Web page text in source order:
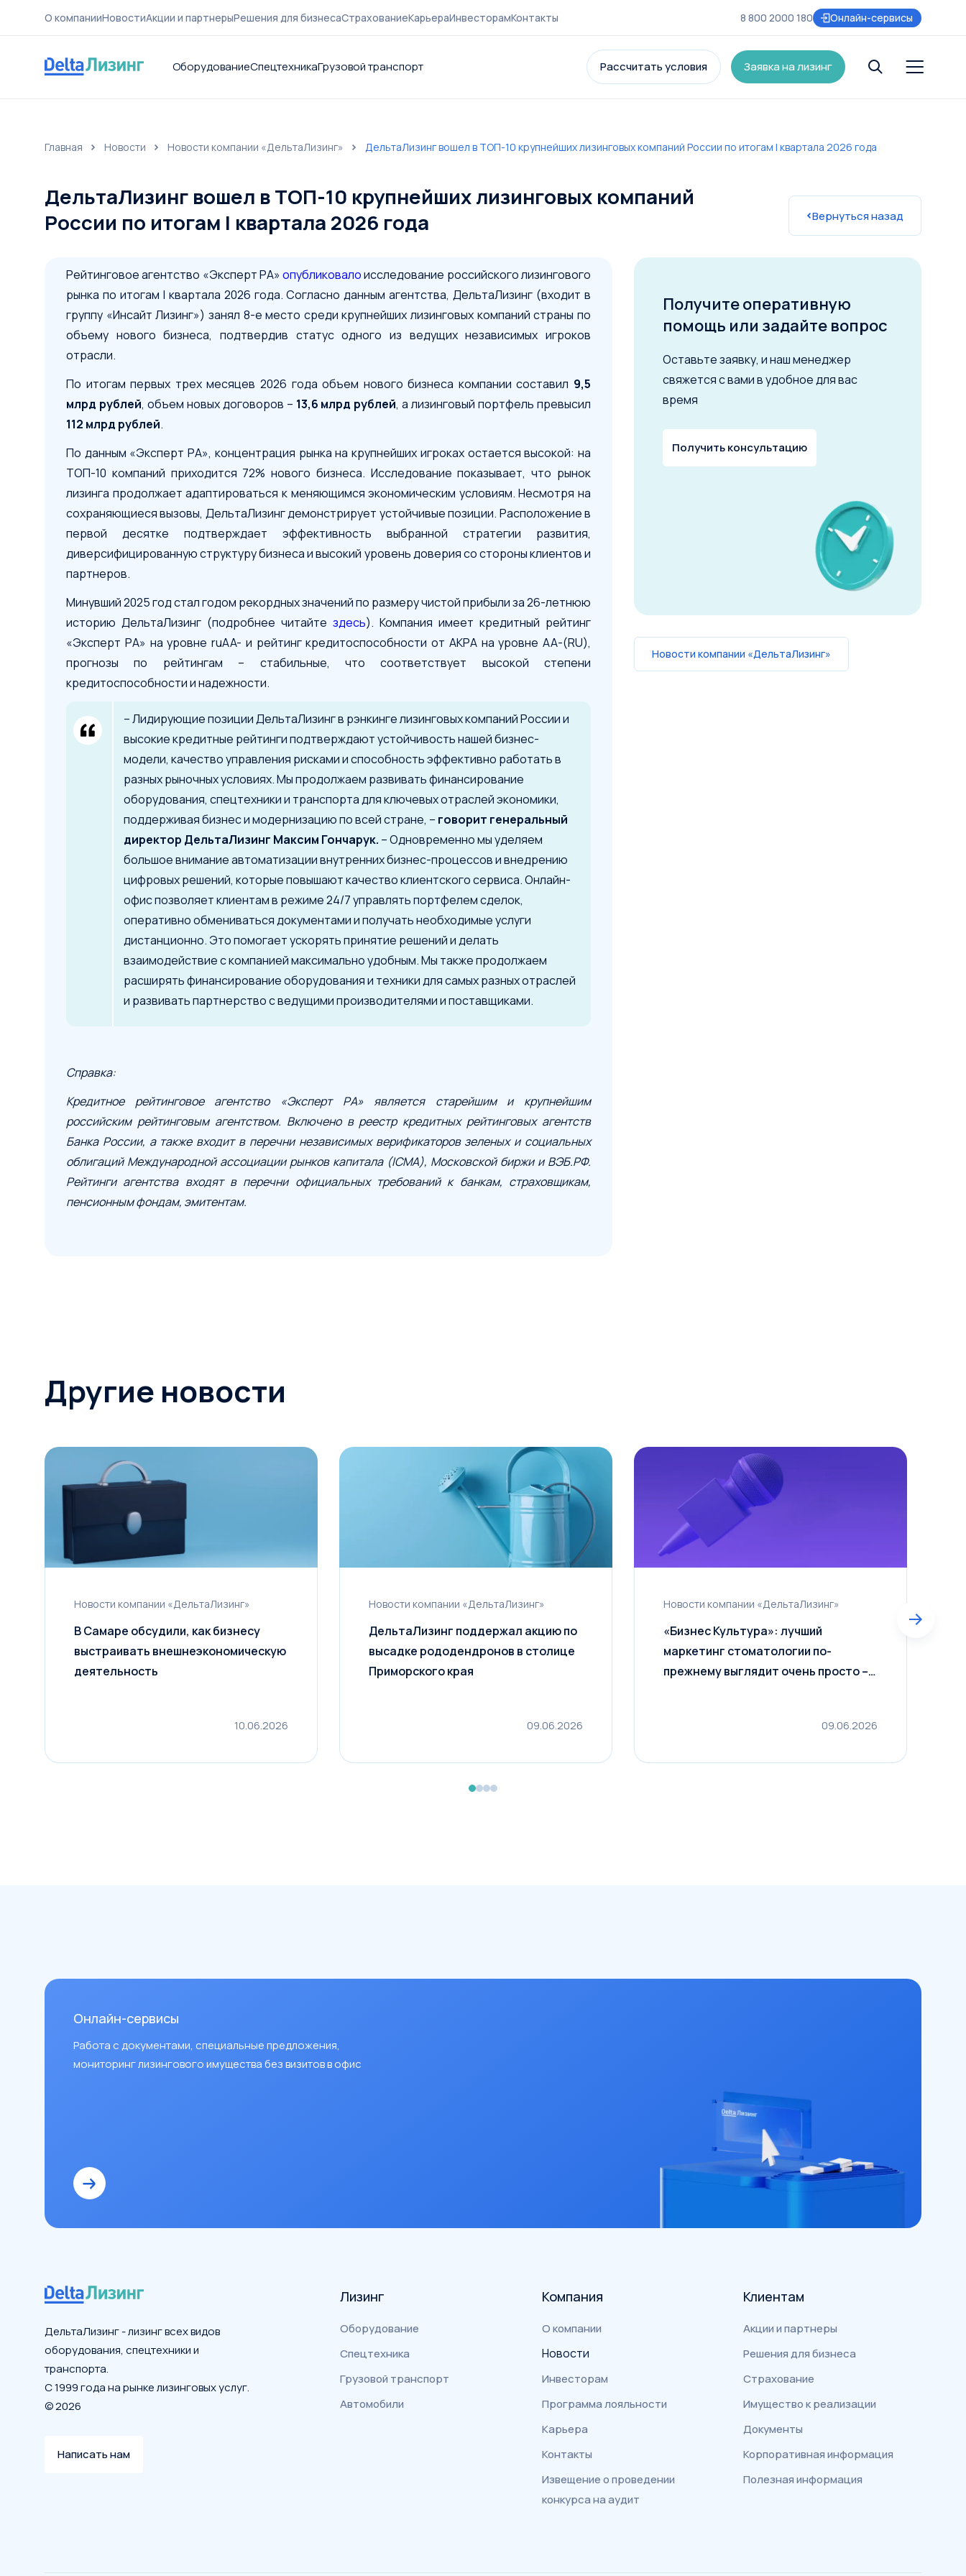
О компанииНовостиАкции и партнерыРешения для бизнесаСтрахованиеКарьераИнвесторамКонтакты 8 800 2000 180 Онлайн-сервисы
ОборудованиеСпецтехникаГрузовой транспорт Рассчитать условия Заявка на лизинг
О компанииКонтактыСтрахованиеКарьераАкции и партнерыНовости
Главная Новости Новости компании «ДельтаЛизинг» ДельтаЛизинг вошел в ТОП-10 крупнейших лизинговых компаний России по итогам I квартала 2026 года
ДельтаЛизинг вошел в ТОП-10 крупнейших лизинговых компаний
России по итогам I квартала 2026 года
Вернуться назад
Рейтинговое агентство «Эксперт РА»опубликовалоисследование российского лизингового
рынка по итогам I квартала 2026 года. Согласно данным агентства, ДельтаЛизинг (входит в
группу «Инсайт Лизинг») занял 8-е место среди крупнейших лизинговых компаний страны по
объему нового бизнеса, подтвердив статус одного из ведущих независимых игроков
отрасли.
По итогам первых трех месяцев 2026 года объем нового бизнеса компании составил 9,5
млрд рублей, объем новых договоров – 13,6 млрд рублей, а лизинговый портфель превысил
112 млрд рублей.
По данным «Эксперт РА», концентрация рынка на крупнейших игроках остается высокой: на
ТОП-10 компаний приходится 72% нового бизнеса. Исследование показывает, что рынок
лизинга продолжает адаптироваться к меняющимся экономическим условиям. Несмотря на
сохраняющиеся вызовы, ДельтаЛизинг демонстрирует устойчивые позиции. Расположение в
первой десятке подтверждает эффективность выбранной стратегии развития,
диверсифицированную структуру бизнеса и высокий уровень доверия со стороны клиентов и
партнеров.
Минувший 2025 год стал годом рекордных значений по размеру чистой прибыли за 26-летнюю
историю ДельтаЛизинг (подробнее читайте здесь). Компания имеет кредитный рейтинг
«Эксперт РА» на уровне ruAA- и рейтинг кредитоспособности от АКРА на уровне АА-(RU),
прогнозы по рейтингам – стабильные, что соответствует высокой степени
кредитоспособности и надежности.
– Лидирующие позиции ДельтаЛизинг в рэнкинге лизинговых компаний России и
высокие кредитные рейтинги подтверждают устойчивость нашей бизнес-
модели, качество управления рисками и способность эффективно работать в
разных рыночных условиях. Мы продолжаем развивать финансирование
оборудования, спецтехники и транспорта для ключевых отраслей экономики,
поддерживая бизнес и модернизацию по всей стране, – говорит генеральный
директор ДельтаЛизинг Максим Гончарук. – Одновременно мы уделяем
большое внимание автоматизации внутренних бизнес-процессов и внедрению
цифровых решений, которые повышают качество клиентского сервиса. Онлайн-
офис позволяет клиентам в режиме 24/7 управлять портфелем сделок,
оперативно обмениваться документами и получать необходимые услуги
дистанционно. Это помогает ускорять принятие решений и делать
взаимодействие с компанией максимально удобным. Мы также продолжаем
расширять финансирование оборудования и техники для самых разных отраслей
и развивать партнерство с ведущими производителями и поставщиками.
Справка:
Кредитное рейтинговое агентство «Эксперт РА» является старейшим и крупнейшим
российским рейтинговым агентством. Включено в реестр кредитных рейтинговых агентств
Банка России, а также входит в перечни независимых верификаторов зеленых и социальных
облигаций Международной ассоциации рынков капитала (ICMA), Московской биржи и ВЭБ.РФ.
Рейтинги агентства входят в перечни официальных требований к банкам, страховщикам,
пенсионным фондам, эмитентам.
Получите оперативную
помощь или задайте вопрос
Оставьте заявку, и наш менеджер
свяжется с вами в удобное для вас
время
Получить консультацию
Новости компании «ДельтаЛизинг»
Другие новости
Новости компании «ДельтаЛизинг»
В Самаре обсудили, как бизнесу
выстраивать внешнеэкономическую
деятельность
10.06.2026
Новости компании «ДельтаЛизинг»
ДельтаЛизинг поддержал акцию по
высадке рододендронов в столице
Приморского края
09.06.2026
Новости компании «ДельтаЛизинг»
«Бизнес Культура»: лучший
маркетинг стоматологии по-
прежнему выглядит очень просто –
09.06.2026
Онлайн-сервисы
Работа с документами, специальные предложения,
мониторинг лизингового имущества без визитов в офис
ДельтаЛизинг - лизинг всех видов
оборудования, спецтехники и
транспорта.
С 1999 года на рынке лизинговых услуг.
© 2026
Написать нам
Лизинг
Оборудование
Спецтехника
Грузовой транспорт
Автомобили
Компания
О компании
Новости
Инвесторам
Программа лояльности
Карьера
Контакты
Извещение о проведении
конкурса на аудит
Клиентам
Акции и партнеры
Решения для бизнеса
Страхование
Имущество к реализации
Документы
Корпоративная информация
Полезная информация
Условия сделки
Первоначальный взнос
от 0 до 49%
Рассчитать лизинг